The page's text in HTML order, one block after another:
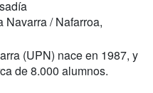
Navarra / Nafarroa,
(UPN) nace en 1987, y
de 8.000 alumnos.